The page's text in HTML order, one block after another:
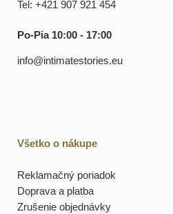
Tel: +421 907 921 454
Po-Pia 10:00 - 17:00
info@intimatestories.eu
Všetko o nákupe
Reklamačný poriadok
Doprava a platba
Zrušenie objednávky